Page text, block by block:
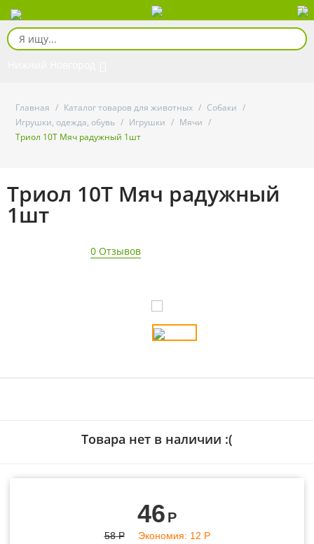
Главная / Каталог товаров для животных / Собаки /
Игрушки, одежда, обувь / Игрушки / Мячи /
Триол 10Т Мяч радужный 1шт
Триол 10Т Мяч радужный
1шт
0 Отзывов
Товара нет в наличии :(
46 Р
58 Р Экономия: 12 Р